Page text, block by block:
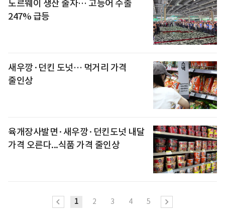
노르웨이 생산 줄자… 고등어 수출
247% 급등
새우깡·던킨 도넛… 먹거리 가격
줄인상
육개장사발면·새우깡·던킨도넛 내달
가격 오른다...식품 가격 줄인상
1 2 3 4 5